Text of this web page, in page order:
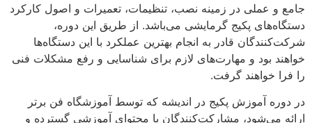
جامع و عملی در زمینه نصب، تنظیمات، تعمیرات و اصول کارکرد
دستگاه‌های پکیج گرمایشی می‌باشد. از طریق این دوره،
شرکت‌کنندگان قادر به انجام بهترین عملکرد با این دستگاه‌ها
خواهند بود و مهارت‌های لازم برای شناسایی و رفع مشکلات فنی
را فرا خواهند گرفت.
در دوره آموزش پکیج در اندیشه که توسط آموزشگاه فن برتر
ارائه می‌شود، مشارکت‌کنندگان با محتوای آموزشی گسترده و